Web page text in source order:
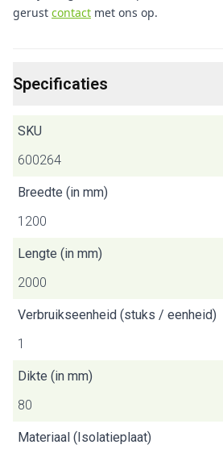
gerust contact met ons op.
Specificaties
SKU
600264
Breedte (in mm)
1200
Lengte (in mm)
2000
Verbruikseenheid (stuks / eenheid)
1
Dikte (in mm)
80
Materiaal (Isolatieplaat)